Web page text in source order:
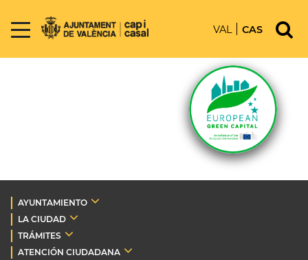
VAL CAS
AYUNTAMIENTO
LA CIUDAD
TRÁMITES
ATENCIÓN CIUDADANA